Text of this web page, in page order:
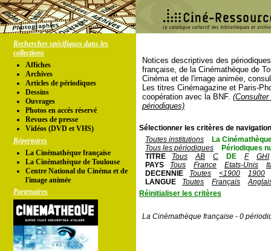
Recherches spécifiques dans les
collections
Affiches
Archives
Articles de périodiques
Dessins
Ouvrages
Photos en accés réservé
Revues de presse
Vidéos (DVD et VHS)
Répertoires
La Cinémathèque française
La Cinémathèque de Toulouse
Centre National du Cinéma et de
l'image animée
Partenaires
Notices descriptives des
française, de la Cinémathèque de
Cinéma et de l'image animée,
Les titres Cinémagazine et Paris-
coopération avec la BNF.
périodiques)
Sélectionner les critères de
Toutes institutions
La
Tous les périodiques
Périodiques
TITRE
Tous AB C DE F
GHI
PAYS
Tous France Etats-Unis
DECENNIE
Toutes <1900
1900
LANGUE
Toutes Français
Réinitialiser les critères
La Cinémathèque française - 0